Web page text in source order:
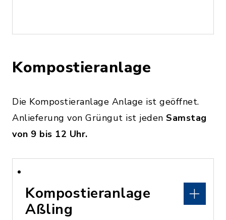
Kompostieranlage
Die Kompostieranlage Anlage ist geöffnet.
Anlieferung von Grüngut ist jeden Samstag
von 9 bis 12 Uhr.
Kompostieranlage
Aßling